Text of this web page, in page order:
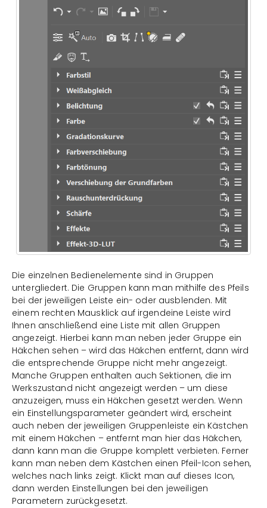
Die einzelnen Bedienelemente sind in Gruppen
untergliedert. Die Gruppen kann man mithilfe des Pfeils
bei der jeweiligen Leiste ein- oder ausblenden. Mit
einem rechten Mausklick auf irgendeine Leiste wird
Ihnen anschließend eine Liste mit allen Gruppen
angezeigt. Hierbei kann man neben jeder Gruppe ein
Häkchen sehen – wird das Häkchen entfernt, dann wird
die entsprechende Gruppe nicht mehr angezeigt.
Manche Gruppen enthalten auch Sektionen, die im
Werkszustand nicht angezeigt werden – um diese
anzuzeigen, muss ein Häkchen gesetzt werden. Wenn
ein Einstellungsparameter geändert wird, erscheint
auch neben der jeweiligen Gruppenleiste ein Kästchen
mit einem Häkchen – entfernt man hier das Häkchen,
dann kann man die Gruppe komplett verbieten. Ferner
kann man neben dem Kästchen einen Pfeil-Icon sehen,
welches nach links zeigt. Klickt man auf dieses Icon,
dann werden Einstellungen bei den jeweiligen
Parametern zurückgesetzt.